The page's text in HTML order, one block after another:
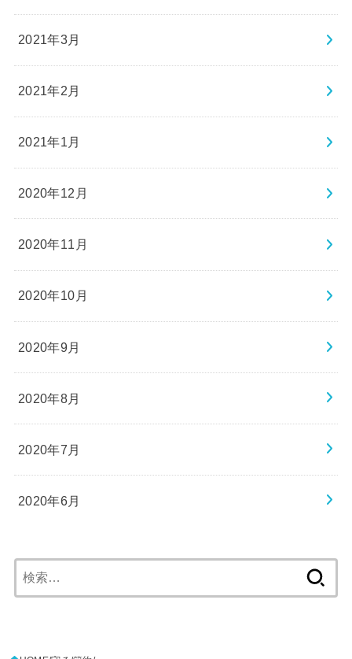
2021年3月
2021年2月
2021年1月
2020年12月
2020年11月
2020年10月
2020年9月
2020年8月
2020年7月
2020年6月
索: